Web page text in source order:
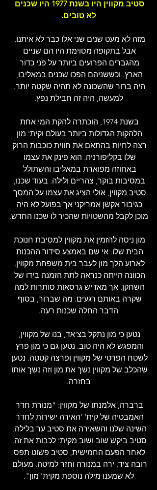
סטיב מקווין היו בשנת 1977 היו שכנים
לא טובים.
מזה לא מעט שנים שני אלו כבר לא איתנו,
אבל בתקופה מסוימת היו הם שניים
מהגברים הפרועים ביותר על פני כדור
הארץ. וכששניהם הפכו שכנים במאליבו,
היה ברור שהשכונה לא תהיה שקטה יותר.
למעשה, היה זה חבילת נפץ.
בשנת 1974, הוכתרה להקת המי אחת
הלהקות הגדולות ביותר בעולם וקית' מון
רצה לחיות בהתאם את חווית כוכבות הרוק
שלו בקליפורניה. הוא פינק את עצמו
באחוזה מפוארת במאליבו והשתולל
במסיבות בוקר, צהריים ולילה. בעוד שכנו,
סטיב מקווין, אולי הציג את עצמו על המסך
כגיבור אקשן אמריקני אך בפועל לא היה
מוכן לקבל מהשטויות שהכיר לו שכנו החדש.
מון ניסה להזמין את מקווין למסיבת חנוכת
הבית שלו. אי שם באמצע סידור ההכנות
לארוע הלך מון לעבר בית משפחת מקווין.
הכוונה הייתה כנראה לתת הזמנה בידו של
השחקן. אך מאז יש גרסאות סותרות למה
שקרה באותם רגעים. מה שברור, בסוף
הדבר החלה שכנות רעה.
נטען כי מון נתקל בצ'אד, בנו של מקווין,
והמפגש לא היה טוב. נטען גם כי מון פרץ
לשטח הפרטי של מקווין ופרצה קטטה. נטען
שהכלב של מקווין נשך את מון וזה נשך אותו
בחזרה.
ברברה, אלמנתו של מקווין: "מנורת חדר
האמבטיה של קית' 'האירה ישירות לחדר
השינה שלנו והשאירה את סטיב ער בלילה.
סטיב ביקש שוב ושוב מקית' לכבות את זה.
לאחר הפעם החמישית, סטיב פשוט תפס
רובה ציד, ירה במנורה וחזר למיטה. מעולם
לא שמענו מילה נוספת מקית' מון".